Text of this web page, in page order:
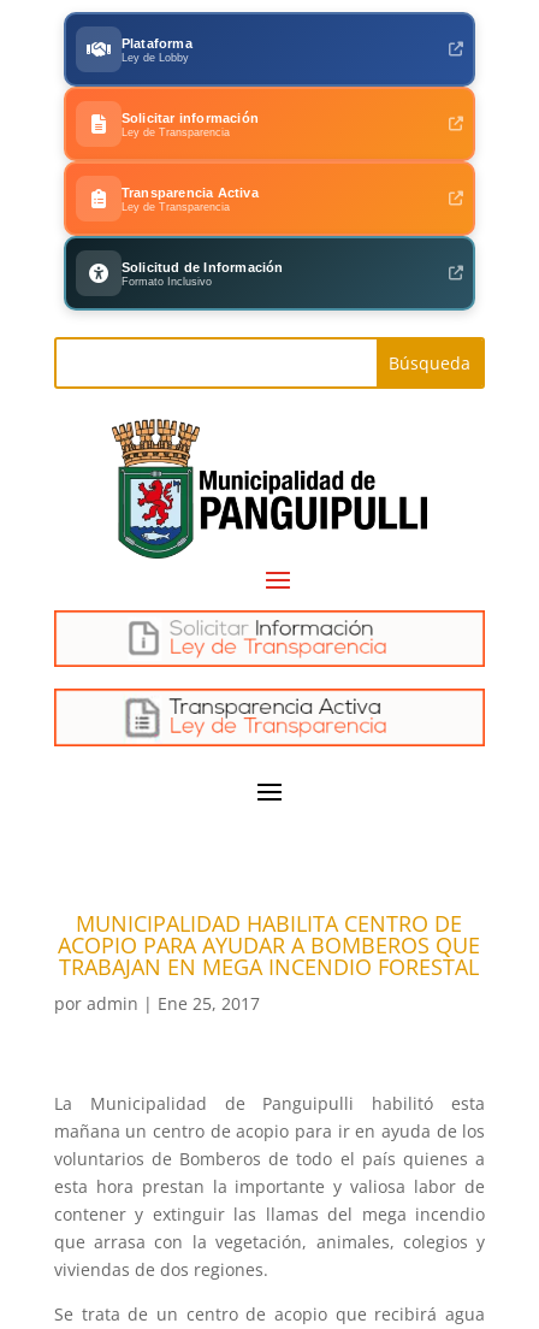
Plataforma
Ley de Lobby
Solicitar información
Ley de Transparencia
Transparencia Activa
Ley de Transparencia
Solicitud de Información
Formato Inclusivo
MUNICIPALIDAD HABILITA CENTRO DE
ACOPIO PARA AYUDAR A BOMBEROS QUE
TRABAJAN EN MEGA INCENDIO FORESTAL
por admin | Ene 25, 2017
La Municipalidad de Panguipulli habilitó esta
mañana un centro de acopio para ir en ayuda de los
voluntarios de Bomberos de todo el país quienes a
esta hora prestan la importante y valiosa labor de
contener y extinguir las llamas del mega incendio
que arrasa con la vegetación, animales, colegios y
viviendas de dos regiones.
Se trata de un centro de acopio que recibirá agua